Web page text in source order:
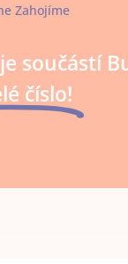
Zahojíme
součástí
číslo!